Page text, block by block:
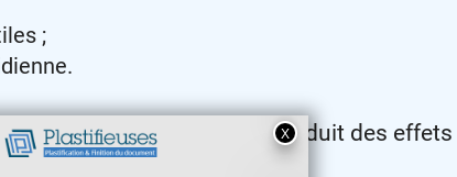
;
petit investissement qui produit des effets